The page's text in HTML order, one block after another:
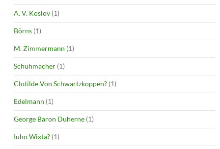
A. V. Koslov (1)
Börns (1)
M. Zimmermann (1)
Schuhmacher (1)
Clotilde Von Schwartzkoppen? (1)
Edelmann (1)
George Baron Duherne (1)
Iuho Wixta? (1)